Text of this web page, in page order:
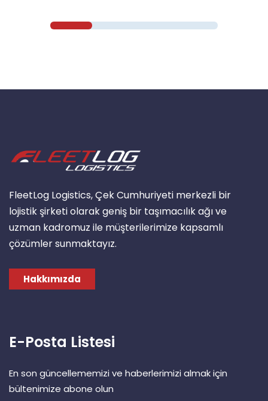
FleetLog Logistics, Çek Cumhuriyeti merkezli bir
lojistik şirketi olarak geniş bir taşımacılık ağı ve
uzman kadromuz ile müşterilerimize kapsamlı
çözümler sunmaktayız.
Hakkımızda
E-Posta Listesi
En son güncellememizi ve haberlerimizi almak için
bültenimize abone olun